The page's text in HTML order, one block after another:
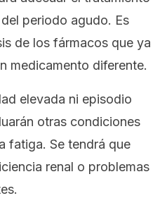
periodo agudo. Es
de los fármacos que ya
medicamento diferente.
elevada ni episodio
otras condiciones
fatiga. Se tendrá que
renal o problemas